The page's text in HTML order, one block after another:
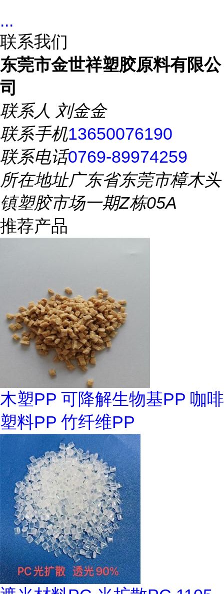
...
联系我们
东莞市金世祥塑胶原料有限公
司
联系人 刘金金
联系手机13650076190
联系电话0769-89974259
所在地址广东省东莞市樟木头
镇塑胶市场一期Z栋05A
推荐产品
木塑PP 可降解生物基PP 咖啡
塑料PP 竹纤维PP